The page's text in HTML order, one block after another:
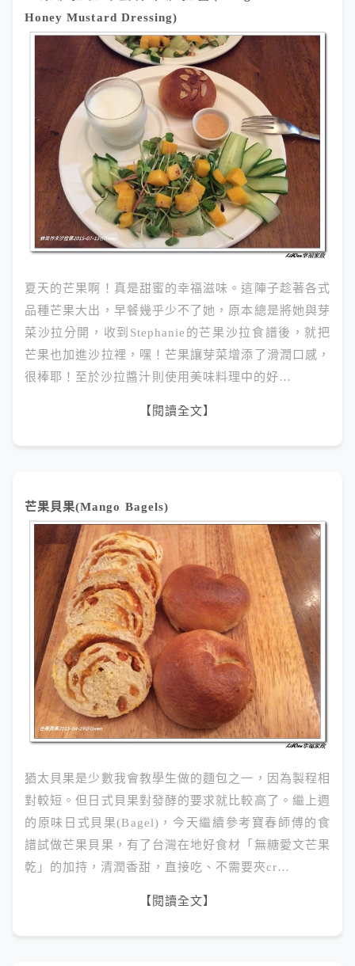
Honey Mustard Dressing)
夏天的芒果啊！真是甜蜜的幸福滋味。這陣子趁著各式
品種芒果大出，早餐幾乎少不了她，原本總是將她與芽
菜沙拉分開，收到Stephanie的芒果沙拉食譜後，就把
芒果也加進沙拉裡，嘿！芒果讓芽菜增添了滑潤口感，
很棒耶！至於沙拉醬汁則使用美味料理中的好…
【閱讀全文】
芒果貝果(Mango Bagels)
猶太貝果是少數我會教學生做的麵包之一，因為製程相
對較短。但日式貝果對發酵的要求就比較高了。繼上週
的原味日式貝果(Bagel)，今天繼續參考寶春師傅的食
譜試做芒果貝果，有了台灣在地好食材「無糖愛文芒果
乾」的加持，清潤香甜，直接吃、不需要夾cr…
【閱讀全文】